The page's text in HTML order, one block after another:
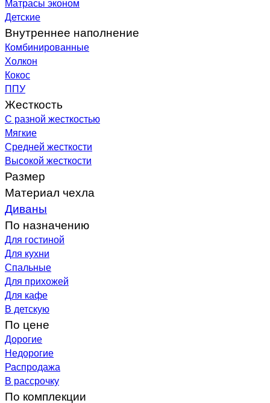
Детские
Внутреннее наполнение
Комбинированные
Холкон
Кокос
ППУ
Жесткость
С разной жесткостью
Мягкие
Средней жесткости
Высокой жесткости
Размер
Материал чехла
Диваны
По назначению
Для гостиной
Для кухни
Спальные
Для прихожей
Для кафе
В детскую
По цене
Дорогие
Недорогие
Распродажа
В рассрочку
По комплекции